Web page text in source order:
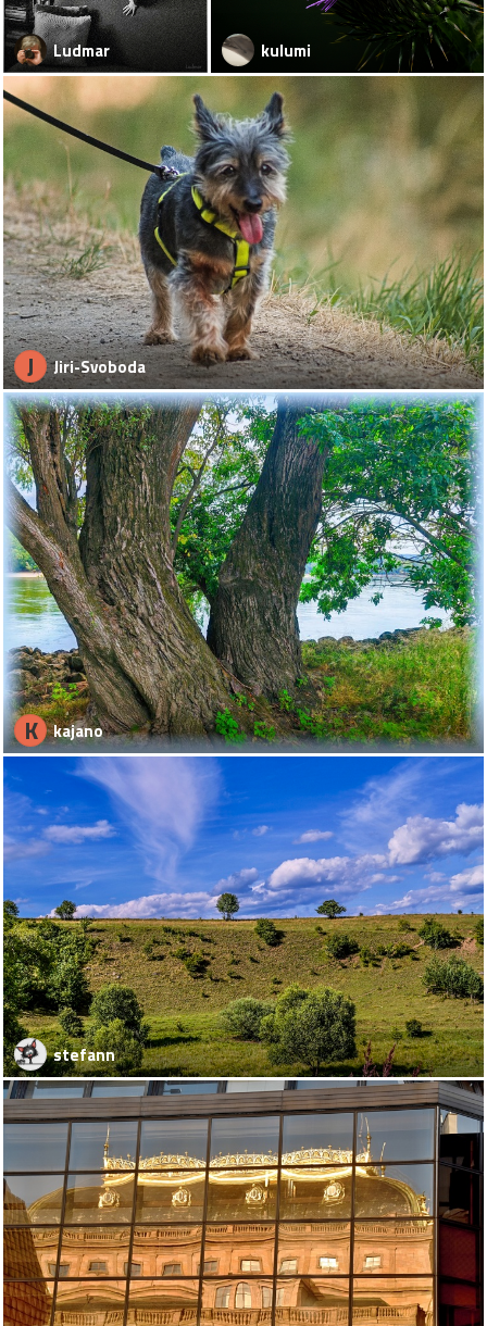
Ludmar kulumi
J Jiri-Svoboda
K kajano
stefann